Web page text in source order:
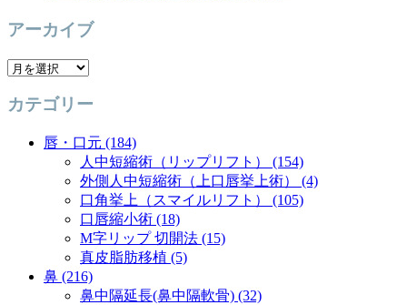
アーカイブ
ア
カ
カテゴリー
唇・口元 (184)
人中短縮術（リップリフト） (154)
外側人中短縮術（上口唇挙上術） (4)
口角挙上（スマイルリフト） (105)
口唇縮小術 (18)
M字リップ 切開法 (15)
真皮脂肪移植 (5)
鼻 (216)
鼻中隔延長(鼻中隔軟骨) (32)